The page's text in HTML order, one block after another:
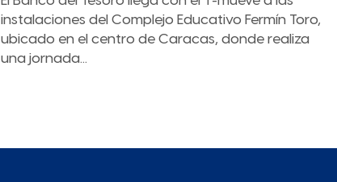
instalaciones del Complejo Educativo Fermín Toro,
ubicado en el centro de Caracas, donde realiza
una jornada...